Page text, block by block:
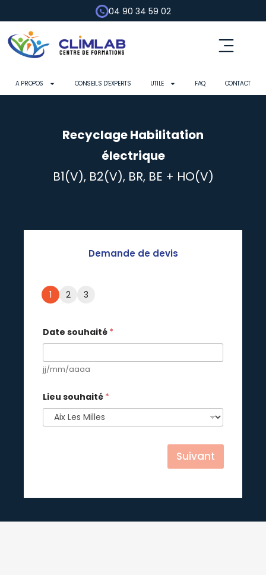
04 90 34 59 02
A PROPOS CONSEILS D’EXPERTS UTILE FAQ CONTACT
Recyclage Habilitation
électrique
B1(V), B2(V), BR, BE + HO(V)
Demande de devis
1 2 3
Date souhaité *
jj/mm/aaaa
Lieu souhaité *
Suivant